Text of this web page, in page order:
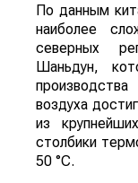
По данным
наиболее
северных
Шаньдун,
воздуха
из
столбики
50 °C.